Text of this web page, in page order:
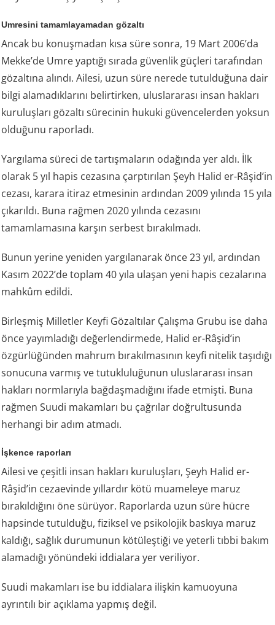
Umresini tamamlayamadan gözaltı
Ancak bu konuşmadan kısa süre sonra, 19 Mart 2006’da
Mekke’de Umre yaptığı sırada güvenlik güçleri tarafından
gözaltına alındı. Ailesi, uzun süre nerede tutulduğuna dair
bilgi alamadıklarını belirtirken, uluslararası insan hakları
kuruluşları gözaltı sürecinin hukuki güvencelerden yoksun
olduğunu raporladı.
Yargılama süreci de tartışmaların odağında yer aldı. İlk
olarak 5 yıl hapis cezasına çarptırılan Şeyh Halid er-Râşid’in
cezası, karara itiraz etmesinin ardından 2009 yılında 15 yıla
çıkarıldı. Buna rağmen 2020 yılında cezasını
tamamlamasına karşın serbest bırakılmadı.
Bunun yerine yeniden yargılanarak önce 23 yıl, ardından
Kasım 2022’de toplam 40 yıla ulaşan yeni hapis cezalarına
mahkûm edildi.
Birleşmiş Milletler Keyfi Gözaltılar Çalışma Grubu ise daha
önce yayımladığı değerlendirmede, Halid er-Râşid’in
özgürlüğünden mahrum bırakılmasının keyfi nitelik taşıdığı
sonucuna varmış ve tutukluluğunun uluslararası insan
hakları normlarıyla bağdaşmadığını ifade etmişti. Buna
rağmen Suudi makamları bu çağrılar doğrultusunda
herhangi bir adım atmadı.
İşkence raporları
Ailesi ve çeşitli insan hakları kuruluşları, Şeyh Halid er-
Râşid’in cezaevinde yıllardır kötü muameleye maruz
bırakıldığını öne sürüyor. Raporlarda uzun süre hücre
hapsinde tutulduğu, fiziksel ve psikolojik baskıya maruz
kaldığı, sağlık durumunun kötüleştiği ve yeterli tıbbi bakım
alamadığı yönündeki iddialara yer veriliyor.
Suudi makamları ise bu iddialara ilişkin kamuoyuna
ayrıntılı bir açıklama yapmış değil.